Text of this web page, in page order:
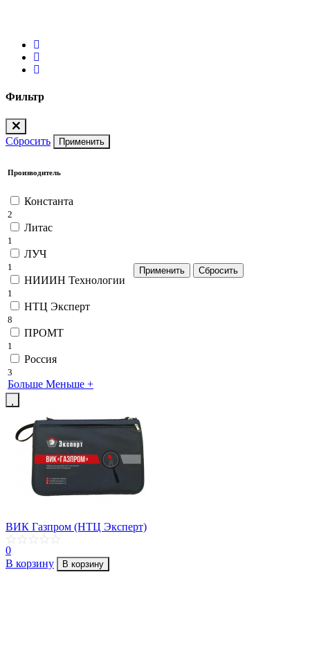
Фильтр
Сбросить Применить
Производитель
Константа
2
Литас
1
ЛУЧ
1
НИИИН Технологии
1
НТЦ Эксперт
8
ПРОМТ
1
Россия
3
Больше Меньше +
ВИК Газпром (НТЦ Эксперт)
0
В корзину
В корзину